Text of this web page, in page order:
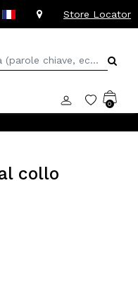
Store Locator
0
collo